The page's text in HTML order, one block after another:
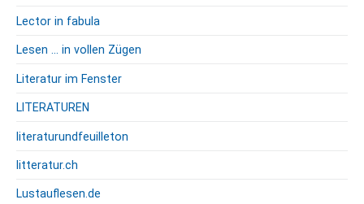
Lector in fabula
Lesen … in vollen Zügen
Literatur im Fenster
LITERATUREN
literaturundfeuilleton
litteratur.ch
Lustauflesen.de